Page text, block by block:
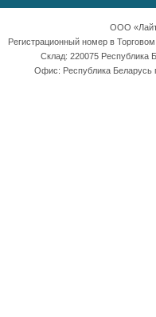
ООО
Регистрационный номер в
Склад: 220075 Республика
Офис: Республика Беларусь